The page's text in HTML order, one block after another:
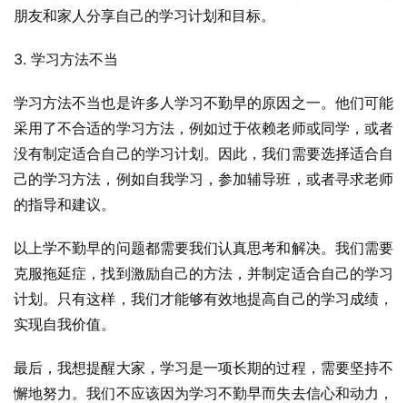
朋友和家人分享自己的学习计划和目标。
3. 学习方法不当
学习方法不当也是许多人学习不勤早的原因之一。他们可能
采用了不合适的学习方法，例如过于依赖老师或同学，或者
没有制定适合自己的学习计划。因此，我们需要选择适合自
己的学习方法，例如自我学习，参加辅导班，或者寻求老师
的指导和建议。
以上学不勤早的问题都需要我们认真思考和解决。我们需要
克服拖延症，找到激励自己的方法，并制定适合自己的学习
计划。只有这样，我们才能够有效地提高自己的学习成绩，
实现自我价值。
最后，我想提醒大家，学习是一项长期的过程，需要坚持不
懈地努力。我们不应该因为学习不勤早而失去信心和动力，